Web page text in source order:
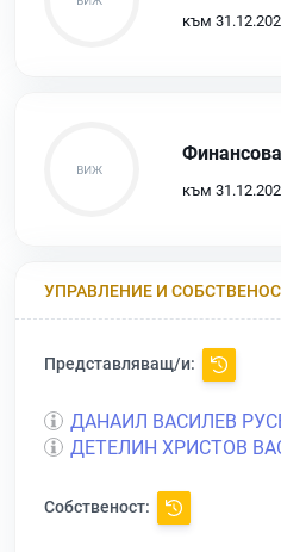
към
към
УПРАВЛЕНИЕ И
Представляващ/и:
ДАНАИЛ ВАСИЛЕВ
ДЕТЕЛИН ХРИСТОВ
Собственост: